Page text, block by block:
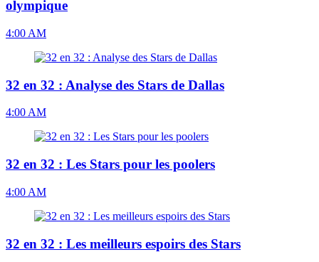
olympique
4:00 AM
32 en 32 : Analyse des Stars de Dallas
4:00 AM
32 en 32 : Les Stars pour les poolers
4:00 AM
32 en 32 : Les meilleurs espoirs des Stars